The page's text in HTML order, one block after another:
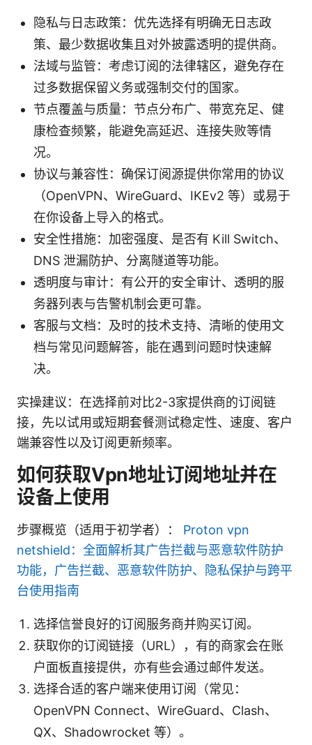
隐私与日志政策：优先选择有明确无日志政
策、最少数据收集且对外披露透明的提供商。
法域与监管：考虑订阅的法律辖区，避免存在
过多数据保留义务或强制交付的国家。
节点覆盖与质量：节点分布广、带宽充足、健
康检查频繁，能避免高延迟、连接失败等情
况。
协议与兼容性：确保订阅源提供你常用的协议
（OpenVPN、WireGuard、IKEv2 等）或易于
在你设备上导入的格式。
安全性措施：加密强度、是否有 Kill Switch、
DNS 泄漏防护、分离隧道等功能。
透明度与审计：有公开的安全审计、透明的服
务器列表与告警机制会更可靠。
客服与文档：及时的技术支持、清晰的使用文
档与常见问题解答，能在遇到问题时快速解
决。
实操建议：在选择前对比2-3家提供商的订阅链
接，先以试用或短期套餐测试稳定性、速度、客户
端兼容性以及订阅更新频率。
如何获取Vpn地址订阅地址并在
设备上使用
步骤概览（适用于初学者）： Proton vpn
netshield：全面解析其广告拦截与恶意软件防护
功能，广告拦截、恶意软件防护、隐私保护与跨平
台使用指南
选择信誉良好的订阅服务商并购买订阅。
获取你的订阅链接（URL），有的商家会在账
户面板直接提供，亦有些会通过邮件发送。
选择合适的客户端来使用订阅（常见：
OpenVPN Connect、WireGuard、Clash、
QX、Shadowrocket 等）。